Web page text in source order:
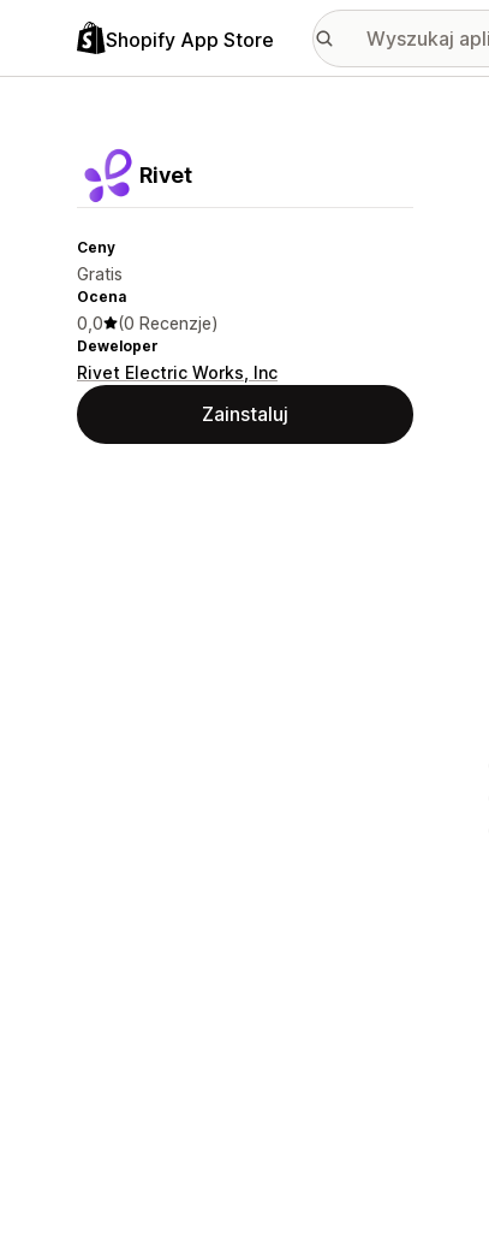
Shopify App Store
Rivet
Ceny
Gratis
Ocena
0,0 (0 Recenzje)
Deweloper
Rivet Electric Works, Inc
Zainstaluj